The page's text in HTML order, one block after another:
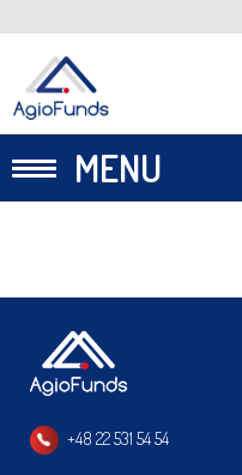
MENU
+48 22 531 54 54